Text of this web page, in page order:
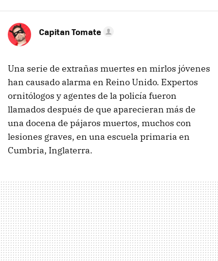
Capitan Tomate
Una serie de extrañas muertes en mirlos jóvenes
han causado alarma en Reino Unido. Expertos
ornitólogos y agentes de la policía fueron
llamados después de que aparecieran más de
una docena de pájaros muertos, muchos con
lesiones graves, en una escuela primaria en
Cumbria, Inglaterra.